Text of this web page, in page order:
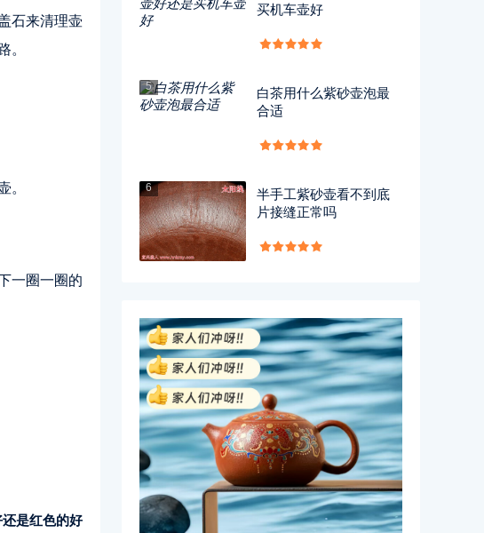
石来清理壶
。
。
一圈一圈的
是红色的好
买机车壶好
5
白茶用什么紫砂壶泡最
合适
6
半手工紫砂壶看不到底
片接缝正常吗